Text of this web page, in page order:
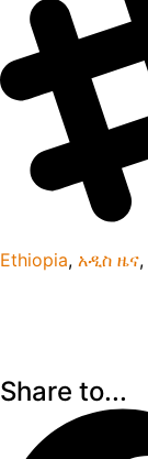
Ethiopia, አዲስ ዜና,
Share to...